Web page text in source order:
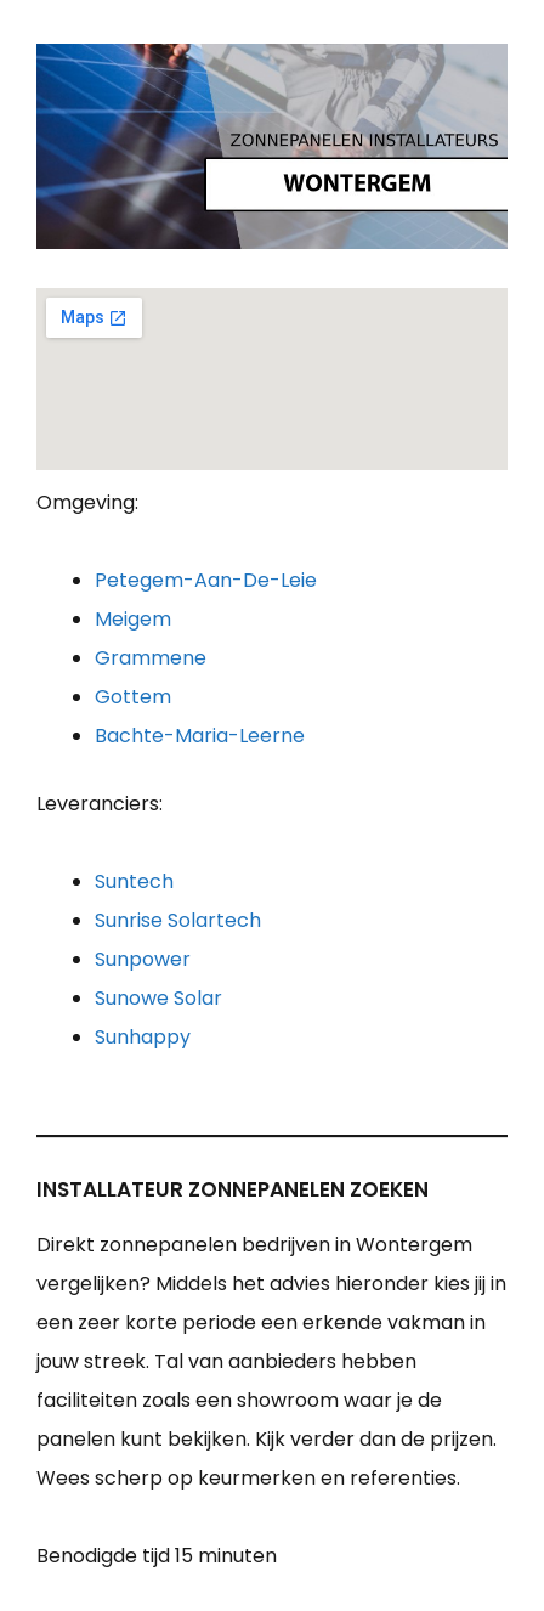
Omgeving:
Petegem-Aan-De-Leie
Meigem
Grammene
Gottem
Bachte-Maria-Leerne
Leveranciers:
Suntech
Sunrise Solartech
Sunpower
Sunowe Solar
Sunhappy
INSTALLATEUR ZONNEPANELEN ZOEKEN
Direkt zonnepanelen bedrijven in Wontergem
vergelijken? Middels het advies hieronder kies jij in
een zeer korte periode een erkende vakman in
jouw streek. Tal van aanbieders hebben
faciliteiten zoals een showroom waar je de
panelen kunt bekijken. Kijk verder dan de prijzen.
Wees scherp op keurmerken en referenties.
Benodigde tijd15 minuten